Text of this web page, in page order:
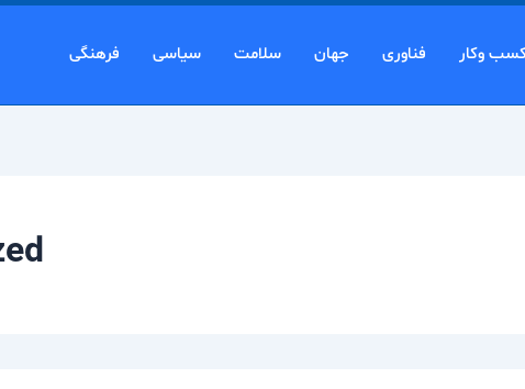
وکار فناوری جهان سلامت سیاسی فرهنگی